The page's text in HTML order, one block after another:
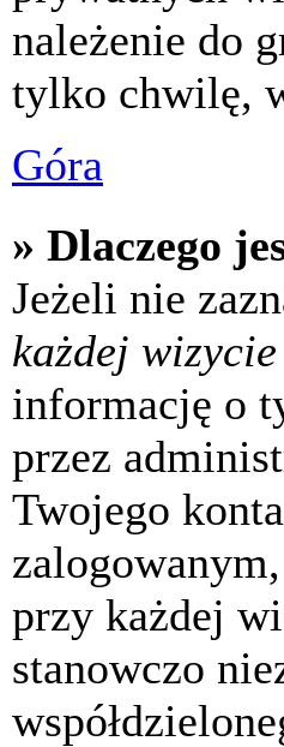
należenie do
tylko chwilę,
Góra
» Dlaczego
Jeżeli nie
każdej wizycie
informację o
przez
Twojego
przy każdej
stanowczo